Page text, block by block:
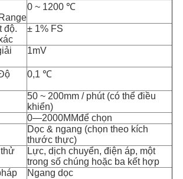
0 ~ 1200 ℃
độ.
± 1% FS
1mV
0,1 ℃
50 ~ 200mm / phút (có thể điều
khiển)
0—2000MMđể chọn
Dọc & ngang (chọn theo kích
thước thực)
Lực, dịch chuyển, điện áp, một
trong số chúng hoặc ba kết hợp
Ngang dọc